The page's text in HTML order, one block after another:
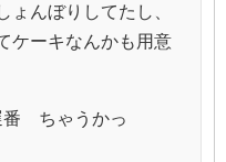
ょんぼりしてたし、
ケーキなんかも用意
ちゃうかっ